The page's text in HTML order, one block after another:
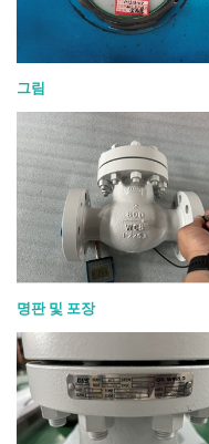
그림
명판 및 포장